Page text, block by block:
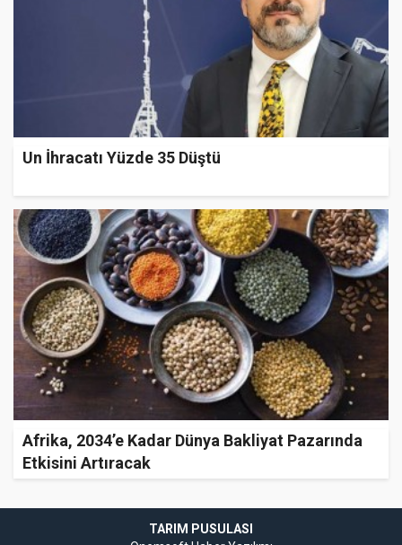
Un İhracatı Yüzde 35 Düştü
Afrika, 2034’e Kadar Dünya Bakliyat Pazarında
Etkisini Artıracak
TARIM PUSULASI